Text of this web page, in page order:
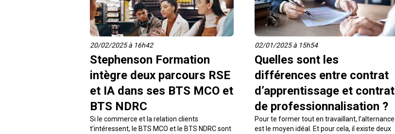
20/02/2025 à 16h42
Stephenson Formation
intègre deux parcours RSE
et IA dans ses BTS MCO et
BTS NDRC
Si le commerce et la relation clients
t’intéressent, le BTS MCO et le BTS NDRC sont
02/01/2025 à 15h54
Quelles sont les
différences entre contrat
d’apprentissage et contrat
de professionnalisation ?
Pour te former tout en travaillant, l’alternance
est le moyen idéal. Et pour cela, il existe deux